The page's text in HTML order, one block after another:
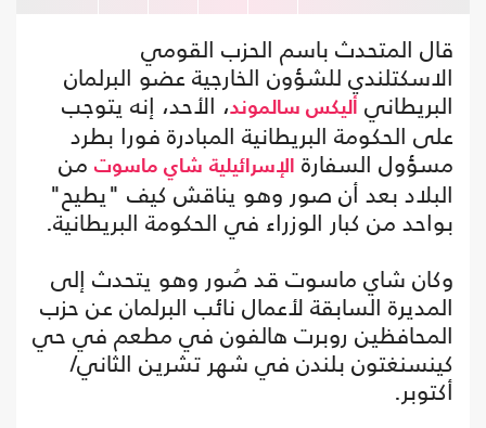
قال المتحدث باسم الحزب القومي
الاسكتلندي للشؤون الخارجية عضو البرلمان
البريطاني أليكس سالموند، الأحد، إنه يتوجب
على الحكومة البريطانية المبادرة فورا بطرد
مسؤول السفارة الإسرائيلية شاي ماسوت من
البلاد بعد أن صور وهو يناقش كيف "يطيح"
بواحد من كبار الوزراء في الحكومة البريطانية.
وكان شاي ماسوت قد صُور وهو يتحدث إلى
المديرة السابقة لأعمال نائب البرلمان عن حزب
المحافظين روبرت هالفون في مطعم في حي
كينسنغتون بلندن في شهر تشرين الثاني/
أكتوبر.